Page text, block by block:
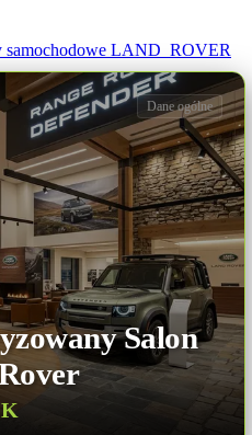
samochodowe LAND_ROVER
Salon
Dane ogólne